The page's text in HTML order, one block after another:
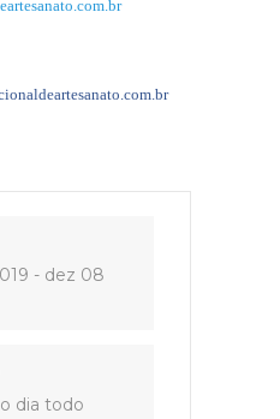
- dez 08
dia todo